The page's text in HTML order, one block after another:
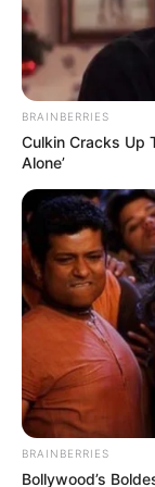
Cortesía
Por:Diego
Diciembre 5, 2020
BRAINBERRIES
Culkin Cracks Up
Alone’
BRAINBERRIES
Bollywood’s